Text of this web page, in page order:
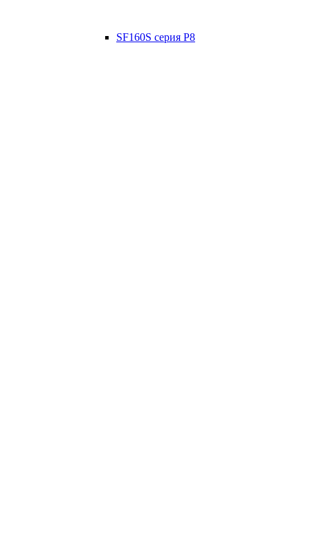
SF160S серия P8